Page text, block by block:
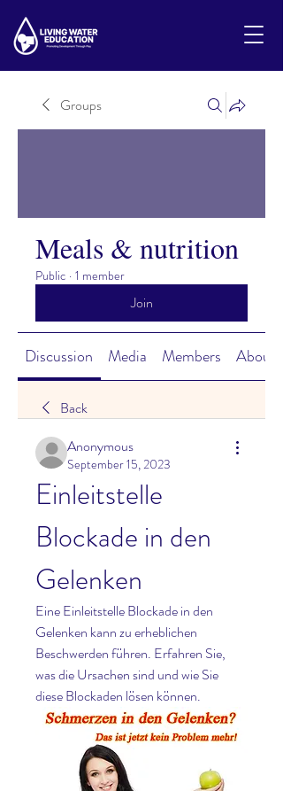
Groups
Meals & nutrition
Public · 1 member
Join
Discussion Media Members About
Back
Anonymous
September 15, 2023
Einleitstelle
Blockade in den
Gelenken
Eine Einleitstelle Blockade in den
Gelenken kann zu erheblichen
Beschwerden führen. Erfahren Sie,
was die Ursachen sind und wie Sie
diese Blockaden lösen können.